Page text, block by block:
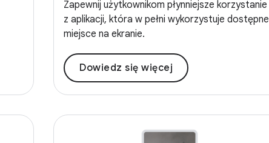
Zapewnij użytkownikom płynniejsze korzystanie
z aplikacji, która w pełni wykorzystuje dostępne
miejsce na ekranie.
Dowiedz się więcej